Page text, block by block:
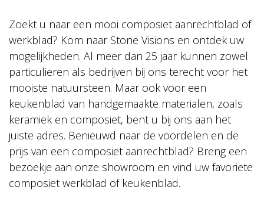
Zoekt u naar een mooi composiet aanrechtblad of
werkblad? Kom naar Stone Visions en ontdek uw
mogelijkheden. Al meer dan 25 jaar kunnen zowel
particulieren als bedrijven bij ons terecht voor het
mooiste natuursteen. Maar ook voor een
keukenblad van handgemaakte materialen, zoals
keramiek en composiet, bent u bij ons aan het
juiste adres. Benieuwd naar de voordelen en de
prijs van een composiet aanrechtblad? Breng een
bezoekje aan onze showroom en vind uw favoriete
composiet werkblad of keukenblad.